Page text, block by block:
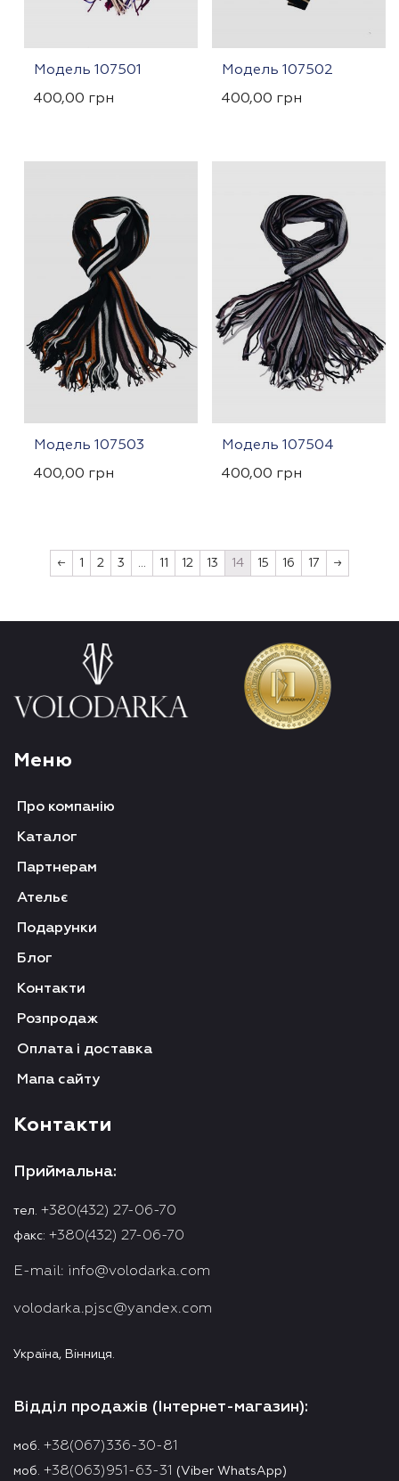
Модель 107501
400,00 грн
Модель 107502
400,00 грн
Модель 107503
400,00 грн
Модель 107504
400,00 грн
← 1 2 3 … 11 12 13 14 15 16 17 →
Меню
Про компанію
Каталог
Партнерам
Ательє
Подарунки
Блог
Контакти
Розпродаж
Оплата і доставка
Мапа сайту
Контакти
Приймальна:
тел. +380(432) 27-06-70
факс: +380(432) 27-06-70
E-mail: info@volodarka.com
volodarka.pjsc@yandex.com
Україна, Вінниця.
Відділ продажів (Інтернет-магазин):
моб. +38(067)336-30-81
моб. +38(063)951-63-31 (Viber WhatsApp)